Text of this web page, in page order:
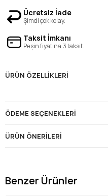
Ücretsiz İade
Şimdi çok kolay.
Taksit İmkanı
Peşin fiyatına 3 taksit.
ÜRÜN ÖZELLIKLERI
ÖDEME SEÇENEKLERI
ÜRÜN ÖNERILERI
Benzer Ürünler